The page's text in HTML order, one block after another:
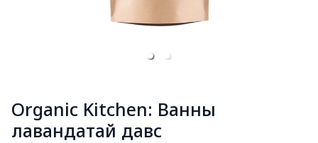
Organic Kitchen: Ванны
лавандатай давс